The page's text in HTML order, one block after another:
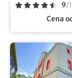
9/
Cena